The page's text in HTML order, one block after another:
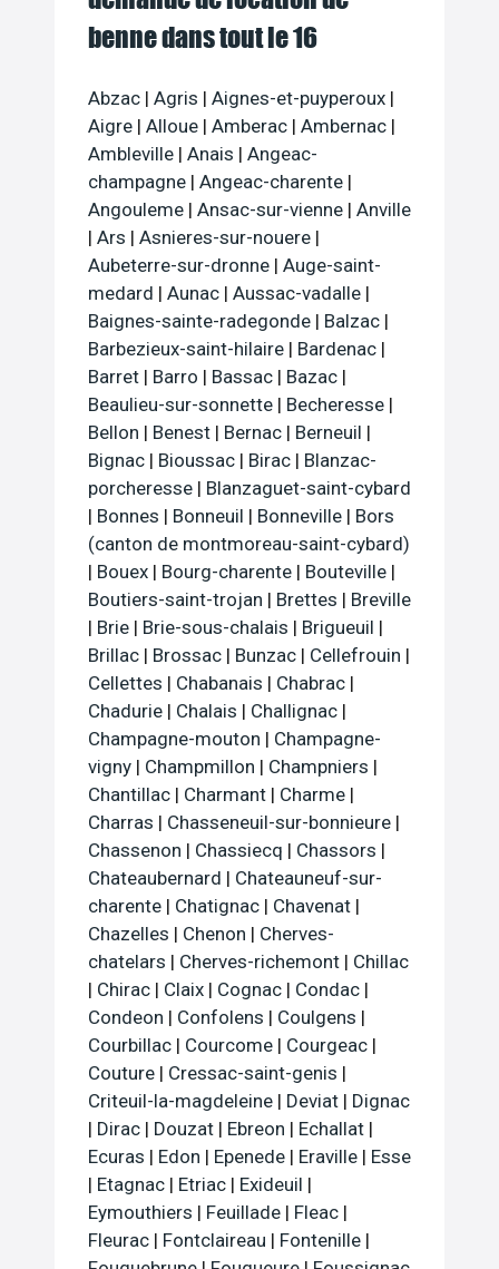
benne dans tout le 16
Abzac | Agris | Aignes-et-puyperoux |
Aigre | Alloue | Amberac | Ambernac |
Ambleville | Anais | Angeac-
champagne | Angeac-charente |
Angouleme | Ansac-sur-vienne | Anville
| Ars | Asnieres-sur-nouere |
Aubeterre-sur-dronne | Auge-saint-
medard | Aunac | Aussac-vadalle |
Baignes-sainte-radegonde | Balzac |
Barbezieux-saint-hilaire | Bardenac |
Barret | Barro | Bassac | Bazac |
Beaulieu-sur-sonnette | Becheresse |
Bellon | Benest | Bernac | Berneuil |
Bignac | Bioussac | Birac | Blanzac-
porcheresse | Blanzaguet-saint-cybard
| Bonnes | Bonneuil | Bonneville | Bors
(canton de montmoreau-saint-cybard)
| Bouex | Bourg-charente | Bouteville |
Boutiers-saint-trojan | Brettes | Breville
| Brie | Brie-sous-chalais | Brigueuil |
Brillac | Brossac | Bunzac | Cellefrouin |
Cellettes | Chabanais | Chabrac |
Chadurie | Chalais | Challignac |
Champagne-mouton | Champagne-
vigny | Champmillon | Champniers |
Chantillac | Charmant | Charme |
Charras | Chasseneuil-sur-bonnieure |
Chassenon | Chassiecq | Chassors |
Chateaubernard | Chateauneuf-sur-
charente | Chatignac | Chavenat |
Chazelles | Chenon | Cherves-
chatelars | Cherves-richemont | Chillac
| Chirac | Claix | Cognac | Condac |
Condeon | Confolens | Coulgens |
Courbillac | Courcome | Courgeac |
Couture | Cressac-saint-genis |
Criteuil-la-magdeleine | Deviat | Dignac
| Dirac | Douzat | Ebreon | Echallat |
Ecuras | Edon | Epenede | Eraville | Esse
| Etagnac | Etriac | Exideuil |
Eymouthiers | Feuillade | Fleac |
Fleurac | Fontclaireau | Fontenille |